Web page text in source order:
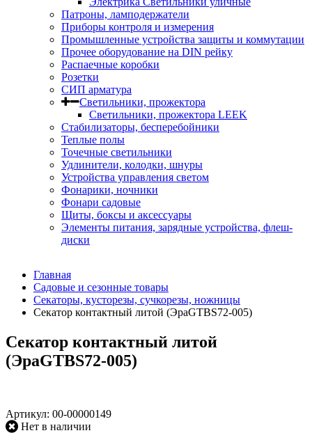
Патроны, ламподержатели
Приборы контроля и измерения
Промышленные устройства защиты и коммутации
Прочее оборудование на DIN рейку
Распаечные коробки
Розетки
СИП арматура
Светильники, прожектора
Светильники, прожектора LEEK
Стабилизаторы, бесперебойники
Теплые полы
Точечные светильники
Удлинители, колодки, шнуры
Устройства управления светом
Фонарики, ночники
Фонари садовые
Щиты, боксы и аксессуары
Элементы питания, зарядные устройства, флеш-
диски
Главная
Садовые и сезонные товары
Секаторы, кусторезы, сучкорезы, ножницы
Секатор контактный литой (ЭраGTBS72-005)
Секатор контактный литой
(ЭраGTBS72-005)
Артикул: 00-00000149
Нет в наличии